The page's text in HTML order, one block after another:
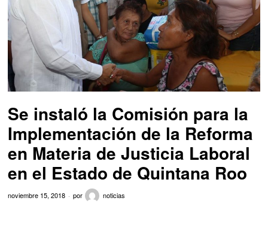
Se instaló la Comisión para la
Implementación de la Reforma
en Materia de Justicia Laboral
en el Estado de Quintana Roo
noviembre 15, 2018 por noticias